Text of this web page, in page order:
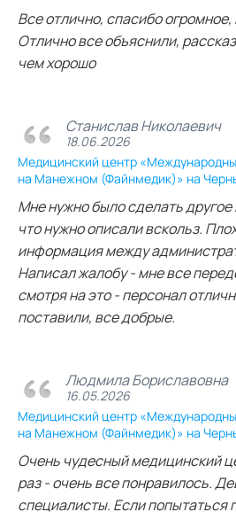
Все отлично, спасибо
Отлично все объяснили,
чем хорошо
Станислав Николаевич
18.06.2026
Медицинский центр
на Манежном (Файнмедик)» на
Мне нужно было сделать другое
что нужно описали вскольз.
информация между
Написал жалобу - мне все
смотря на это - персонал
поставили, все добрые.
Людмила Бориславовна
16.05.2026
Медицинский центр
на Манежном (Файнмедик)» на
Очень чудесный медицинский
раз - очень все понравилось.
специалисты. Если попытаться